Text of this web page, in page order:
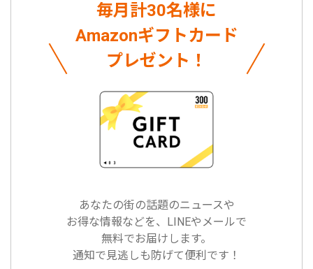
毎月計30名様に
Amazonギフトカード
プレゼント！
あなたの街の話題のニュースや
お得な情報などを、LINEやメールで
無料でお届けします。
通知で見逃しも防げて便利です！